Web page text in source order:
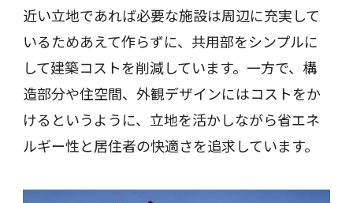
近い立地であれば必要な施設は周辺に充実して
いるためあえて作らずに、共用部をシンプルに
して建築コストを削減しています。一方で、構
造部分や住空間、外観デザインにはコストをか
けるというように、立地を活かしながら省エネ
ルギー性と居住者の快適さを追求しています。